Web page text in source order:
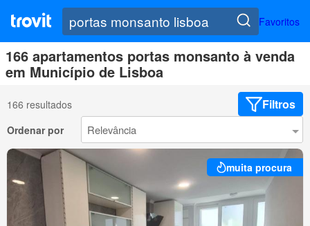
Favoritos
166 apartamentos portas monsanto à venda
em Município de Lisboa
166 resultados Filtros
Ordenar por
muita procura